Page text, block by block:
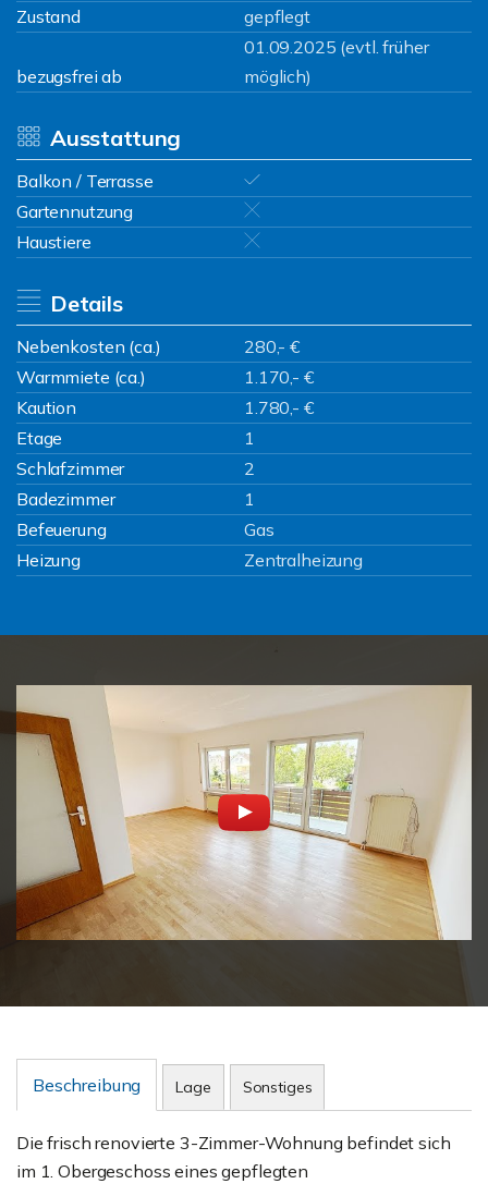
Zustand
gepflegt
bezugsfrei ab
01.09.2025 (evtl. früher
möglich)
Ausstattung
Balkon / Terrasse
Gartennutzung
Haustiere
Details
Nebenkosten (ca.)
280,- €
Warmmiete (ca.)
1.170,- €
Kaution
1.780,- €
Etage
1
Schlafzimmer
2
Badezimmer
1
Befeuerung
Gas
Heizung
Zentralheizung
Beschreibung Lage Sonstiges
Die frisch renovierte 3-Zimmer-Wohnung befindet sich
im 1. Obergeschoss eines gepflegten